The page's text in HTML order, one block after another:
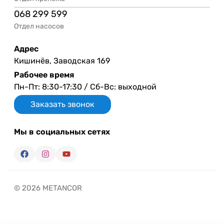
068 299 599
Отдел насосов
Адрес
Кишинёв, Заводская 169
Рабочее время
Пн-Пт: 8:30-17:30 / Сб-Вс: выходной
Заказать звонок
Мы в социальных сетях
© 2026 METANCOR